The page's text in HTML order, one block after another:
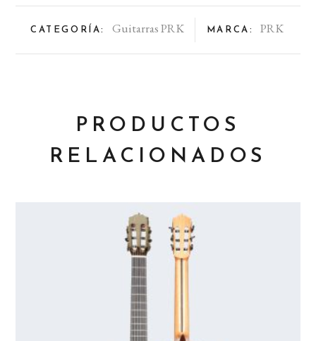
CATEGORÍA: Guitarras PRK MARCA: PRK
PRODUCTOS
RELACIONADOS